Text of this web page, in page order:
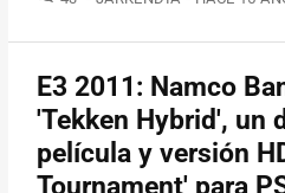
E3 2011: Namco
'Tekken Hybrid', un
película y versión